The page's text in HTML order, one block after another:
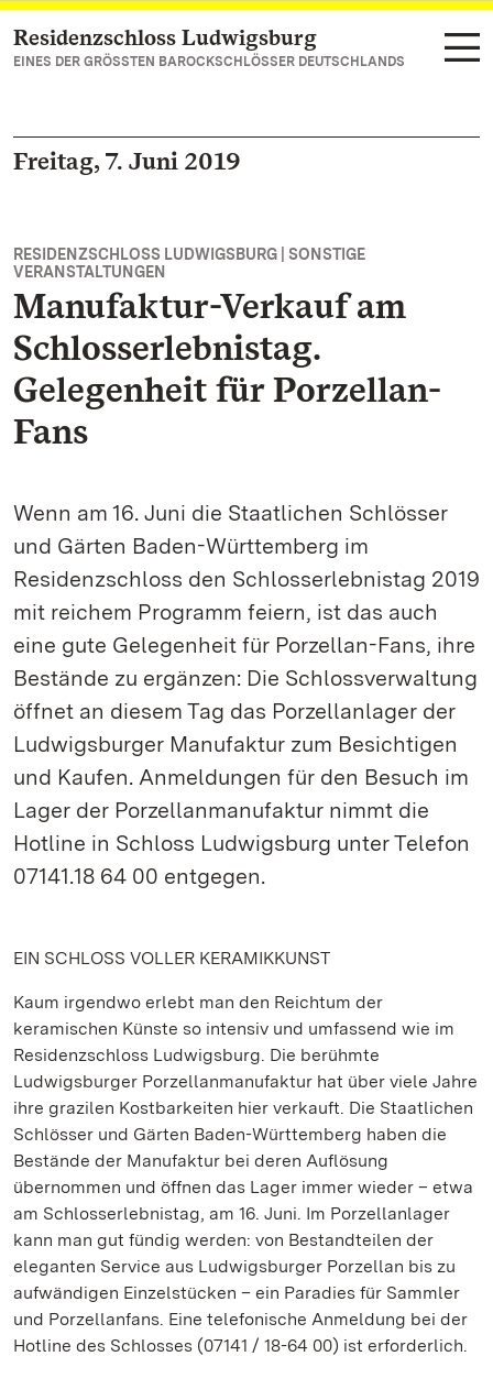
Zum Hauptinhalt springen
Residenzschloss Ludwigsburg
EINES DER GRÖSSTEN BAROCKSCHLÖSSER DEUTSCHLANDS
Freitag, 7. Juni 2019
RESIDENZSCHLOSS LUDWIGSBURG | SONSTIGE
VERANSTALTUNGEN
Manufaktur-Verkauf am
Schlosserlebnistag.
Gelegenheit für Porzellan-
Fans
Wenn am 16. Juni die Staatlichen Schlösser
und Gärten Baden-Württemberg im
Residenzschloss den Schlosserlebnistag 2019
mit reichem Programm feiern, ist das auch
eine gute Gelegenheit für Porzellan-Fans, ihre
Bestände zu ergänzen: Die Schlossverwaltung
öffnet an diesem Tag das Porzellanlager der
Ludwigsburger Manufaktur zum Besichtigen
und Kaufen. Anmeldungen für den Besuch im
Lager der Porzellanmanufaktur nimmt die
Hotline in Schloss Ludwigsburg unter Telefon
07141.18 64 00 entgegen.
EIN SCHLOSS VOLLER KERAMIKKUNST
Kaum irgendwo erlebt man den Reichtum der
keramischen Künste so intensiv und umfassend wie im
Residenzschloss Ludwigsburg. Die berühmte
Ludwigsburger Porzellanmanufaktur hat über viele Jahre
ihre grazilen Kostbarkeiten hier verkauft. Die Staatlichen
Schlösser und Gärten Baden-Württemberg haben die
Bestände der Manufaktur bei deren Auflösung
übernommen und öffnen das Lager immer wieder – etwa
am Schlosserlebnistag, am 16. Juni. Im Porzellanlager
kann man gut fündig werden: von Bestandteilen der
eleganten Service aus Ludwigsburger Porzellan bis zu
aufwändigen Einzelstücken – ein Paradies für Sammler
und Porzellanfans. Eine telefonische Anmeldung bei der
Hotline des Schlosses (07141 / 18-64 00) ist erforderlich.